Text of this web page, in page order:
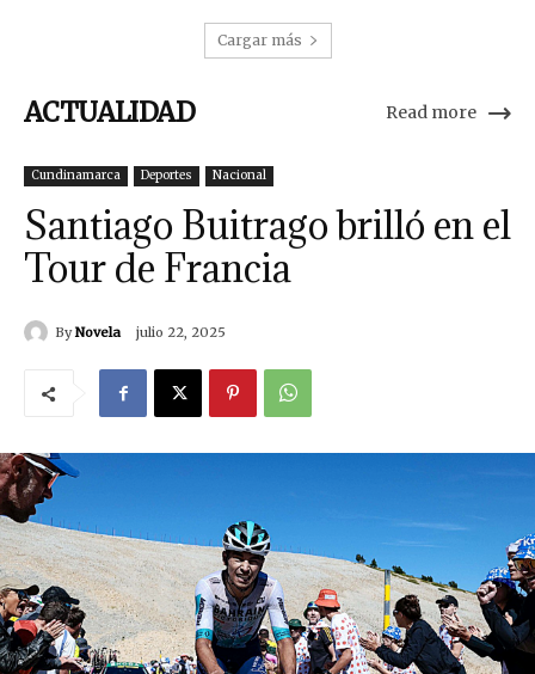
Cargar más
ACTUALIDAD Read more
Cundinamarca Deportes Nacional
Santiago Buitrago brilló en el
Tour de Francia
By Novela julio 22, 2025